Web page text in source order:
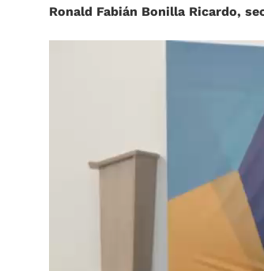
Ronald Fabián Bonilla Ricardo,